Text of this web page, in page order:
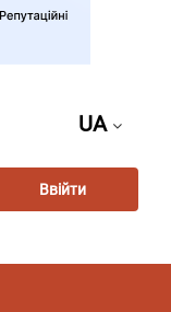
UA
Ввійти